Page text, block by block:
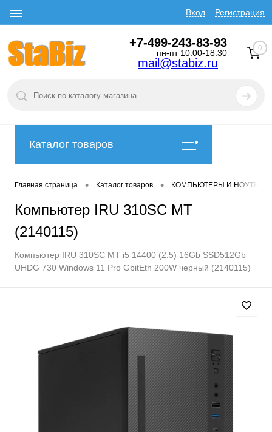
Вход Регистрация
+7-499-243-83-93
пн-пт 10:00-18:30
mail@stabiz.ru
0
Каталог товаров
Главная страница • Каталог товаров • КОМПЬЮТЕРЫ И
Компьютер IRU 310SC MT
(2140115)
Компьютер IRU 310SC MT i5 14400 (2.5) 16Gb SSD512Gb
UHDG 730 Windows 11 Pro GbitEth 200W черный (2140115)